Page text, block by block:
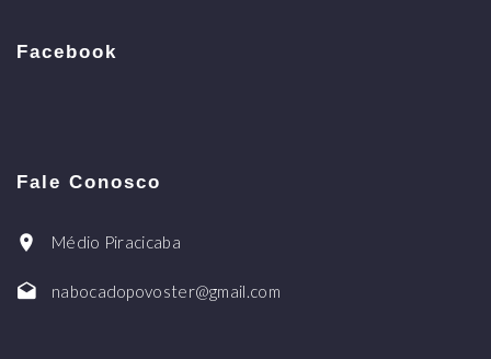
Facebook
Fale Conosco
Médio Piracicaba
nabocadopovoster@gmail.com